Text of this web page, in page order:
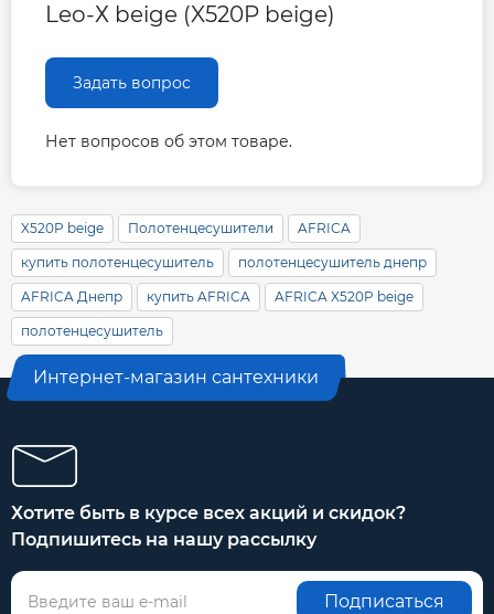
Leo-Х beige (X520P beige)
Задать вопрос
Нет вопросов об этом товаре.
X520P beige Полотенцесушители AFRICA
купить полотенцесушитель полотенцесушитель днепр
AFRICA Днепр купить AFRICA AFRICA X520P beige
полотенцесушитель
Интернет-магазин сантехники
Хотите быть в курсе всех акций и скидок?
Подпишитесь на нашу рассылку
Подписаться